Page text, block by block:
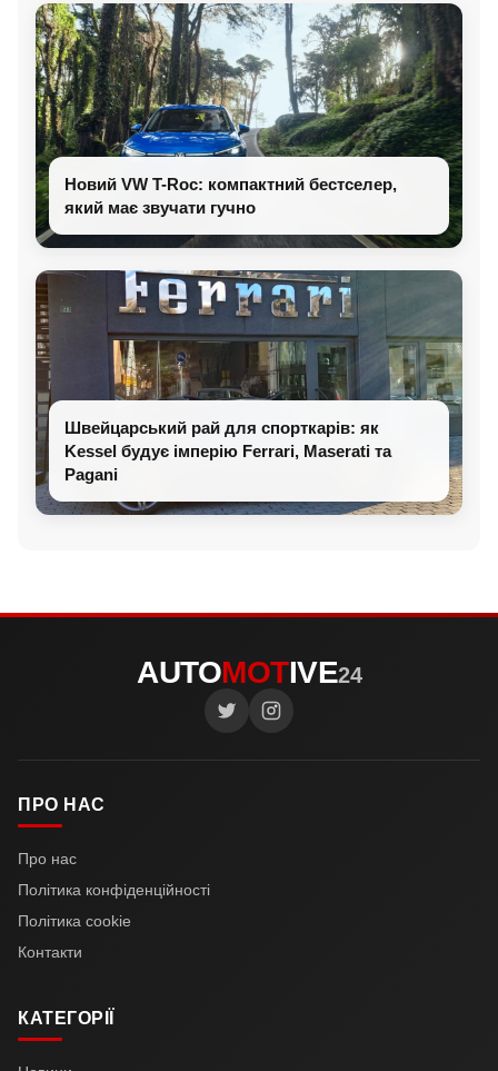
Новий VW T-Roc: компактний бестселер,
який має звучати гучно
Швейцарський рай для спорткарів: як
Kessel будує імперію Ferrari, Maserati та
Pagani
AUTOMOTIVE24
ПРО НАС
Про нас
Політика конфіденційності
Політика cookie
Контакти
КАТЕГОРІЇ